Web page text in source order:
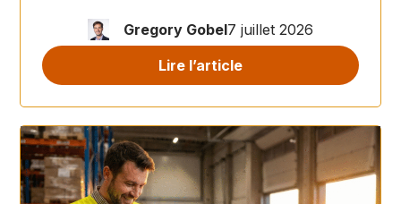
Gregory Gobel7 juillet 2026
Lire l’article